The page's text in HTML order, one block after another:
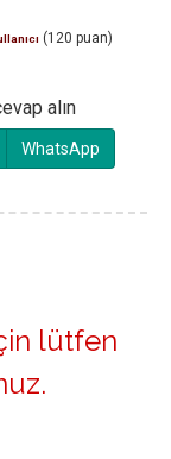
(120 puan)
alın
WhatsApp
lütfen
.